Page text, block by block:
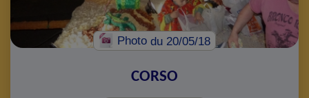
Photo du 20/05/18
CORSO